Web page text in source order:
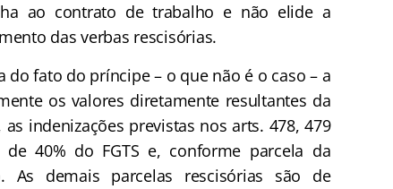
ao contrato de trabalho e não elide a
das verbas rescisórias.
fato do príncipe – o que não é o caso – a
os valores diretamente resultantes da
indenizações previstas nos arts. 478, 479
40% do FGTS e, conforme parcela da
As demais parcelas rescisórias são de